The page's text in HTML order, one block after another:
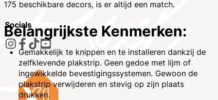
175 beschikbare decors, is er altijd een match.
Belangrijkste Kenmerken:
Gemakkelijk te knippen en te installeren dankzij de
zelfklevende plakstrip. Geen gedoe met lijm of
ingewikkelde bevestigingssystemen. Gewoon de
plakstrip verwijderen en stevig op zijn plaats
drukken.
Socials